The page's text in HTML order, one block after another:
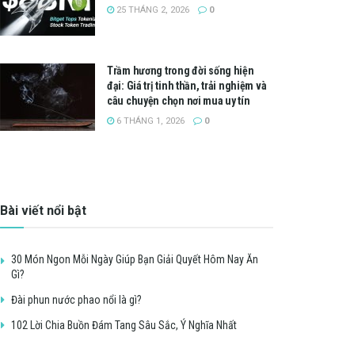
25 THÁNG 2, 2026 0
Trầm hương trong đời sống hiện
đại: Giá trị tinh thần, trải nghiệm và
câu chuyện chọn nơi mua uy tín
6 THÁNG 1, 2026 0
Bài viết nổi bật
30 Món Ngon Mỗi Ngày Giúp Bạn Giải Quyết Hôm Nay Ăn
Gì?
Đài phun nước phao nổi là gì?
102 Lời Chia Buồn Đám Tang Sâu Sắc, Ý Nghĩa Nhất